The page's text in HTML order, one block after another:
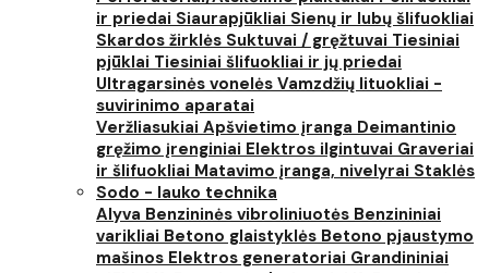
ir priedai Siaurapjūkliai Sienų ir lubų šlifuokliai
Skardos žirklės Suktuvai / gręžtuvai Tiesiniai
pjūklai Tiesiniai šlifuokliai ir jų priedai
Ultragarsinės vonelės Vamzdžių lituokliai -
suvirinimo aparatai
Veržliasukiai Apšvietimo įranga Deimantinio
gręžimo įrenginiai Elektros ilgintuvai Graveriai
ir šlifuokliai Matavimo įranga, nivelyrai Staklės
Sodo - lauko technika
Alyva Benzininės vibroliniuotės Benzininiai
varikliai Betono glaistyklės Betono pjaustymo
mašinos Elektros generatoriai Grandininiai